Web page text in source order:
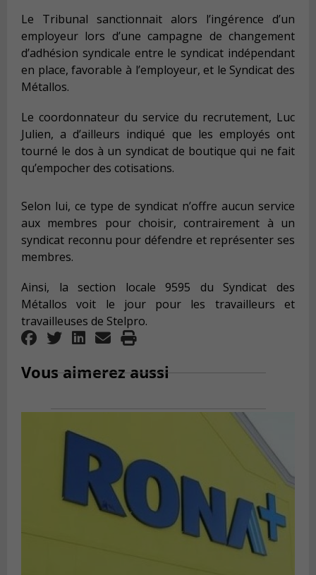
Le Tribunal sanctionnait alors l’ingérence d’un
employeur lors d’une campagne de changement
d’adhésion syndicale entre le syndicat indépendant
en place, favorable à l’employeur, et le Syndicat des
Métallos.
Le coordonnateur du service du recrutement, Luc
Julien, a d’ailleurs indiqué que les employés ont
tourné le dos à un syndicat de boutique qui ne fait
qu’empocher des cotisations.
Selon lui, ce type de syndicat n’offre aucun service
aux membres pour choisir, contrairement à un
syndicat reconnu pour défendre et représenter ses
membres.
Ainsi, la section locale 9595 du Syndicat des
Métallos voit le jour pour les travailleurs et
travailleuses de Stelpro.
Vous aimerez aussi